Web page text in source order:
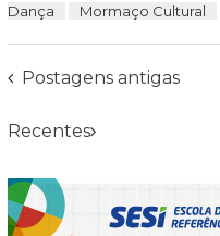
Dança
Mormaço Cultural
Navegação
Postagens antigas
Recentes